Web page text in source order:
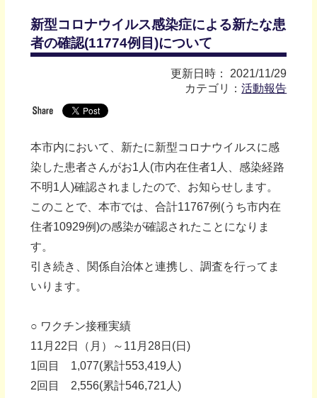
新型コロナウイルス感染症による新たな患
者の確認(11774例目)について
更新日時： 2021/11/29
カテゴリ：活動報告
本市内において、新たに新型コロナウイルスに感
染した患者さんがお1人(市内在住者1人、感染経路
不明1人)確認されましたので、お知らせします。
このことで、本市では、合計11767例(うち市内在
住者10929例)の感染が確認されたことになりま
す。
引き続き、関係自治体と連携し、調査を行ってま
いります。
○ ワクチン接種実績
11月22日（月）～11月28日(日)
1回目 1,077(累計553,419人)
2回目 2,556(累計546,721人)